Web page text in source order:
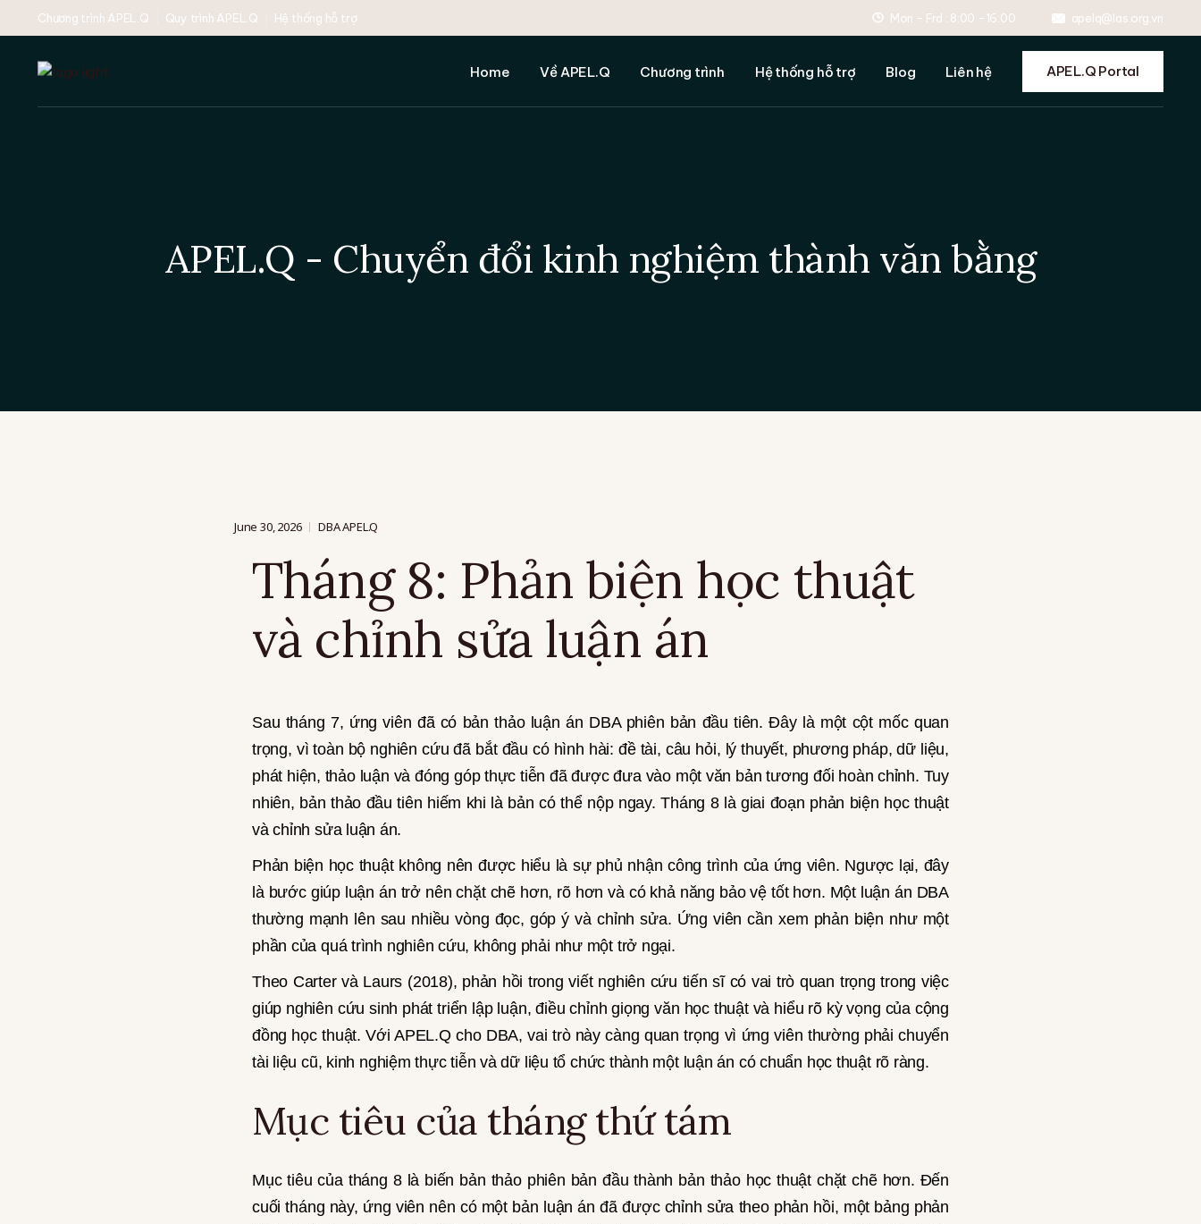
Chương trình APEL.Q Quy trình APEL.Q Hệ thống hỗ trợ Mon - Frd : 8:00 -16:00 apelq@las.org.vn
Home Về APEL.Q
Đối tác
Chương trình APEL.Q
Chương trình Hệ thống hỗ trợ
Tất cả Hệ thống hỗ trợ
Blog Liên hệ APEL.Q Portal
Giá trị văn bằng
Chính sách và trách nhiệm
Cấp độ Tiến sĩ
Các Chương trình APEL.Q
3. Hướng dẫn đánh giá
4. Hỗ trợ format và tránh đạo
APEL.Q - Chuyển đổi kinh nghiệm thành văn bằng
June 30, 2026 DBA APEL.Q
Tháng 8: Phản biện học thuật
và chỉnh sửa luận án
Sau tháng 7, ứng viên đã có bản thảo luận án DBA phiên bản đầu tiên. Đây là một cột mốc quan
trọng, vì toàn bộ nghiên cứu đã bắt đầu có hình hài: đề tài, câu hỏi, lý thuyết, phương pháp, dữ liệu,
phát hiện, thảo luận và đóng góp thực tiễn đã được đưa vào một văn bản tương đối hoàn chỉnh. Tuy
nhiên, bản thảo đầu tiên hiếm khi là bản có thể nộp ngay. Tháng 8 là giai đoạn phản biện học thuật
và chỉnh sửa luận án.
Phản biện học thuật không nên được hiểu là sự phủ nhận công trình của ứng viên. Ngược lại, đây
là bước giúp luận án trở nên chặt chẽ hơn, rõ hơn và có khả năng bảo vệ tốt hơn. Một luận án DBA
thường mạnh lên sau nhiều vòng đọc, góp ý và chỉnh sửa. Ứng viên cần xem phản biện như một
phần của quá trình nghiên cứu, không phải như một trở ngại.
Theo Carter và Laurs (2018), phản hồi trong viết nghiên cứu tiến sĩ có vai trò quan trọng trong việc
giúp nghiên cứu sinh phát triển lập luận, điều chỉnh giọng văn học thuật và hiểu rõ kỳ vọng của cộng
đồng học thuật. Với APEL.Q cho DBA, vai trò này càng quan trọng vì ứng viên thường phải chuyển
tài liệu cũ, kinh nghiệm thực tiễn và dữ liệu tổ chức thành một luận án có chuẩn học thuật rõ ràng.
Mục tiêu của tháng thứ tám
Mục tiêu của tháng 8 là biến bản thảo phiên bản đầu thành bản thảo học thuật chặt chẽ hơn. Đến
cuối tháng này, ứng viên nên có một bản luận án đã được chỉnh sửa theo phản hồi, một bảng phản